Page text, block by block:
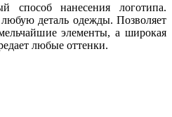
нанесения логотипа.
деталь одежды. Позволяет
элементы, а широкая
любые оттенки.